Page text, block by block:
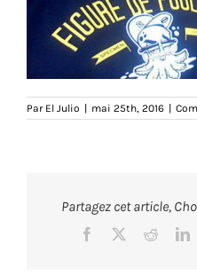
Par El Julio mai 25th, 2016
Partagez cet article,
Facebook Reddit